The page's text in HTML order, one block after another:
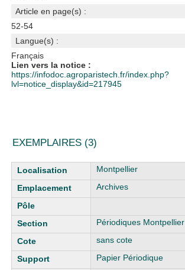
Article en page(s) :
52-54
Langue(s) :
Français
Lien vers la notice :
https://infodoc.agroparistech.fr/index.php?
lvl=notice_display&id=217945
EXEMPLAIRES (3)
Liste des exemplaires
Montpellier
Archives
Périodiques Montpellier
sans cote
Papier Périodique